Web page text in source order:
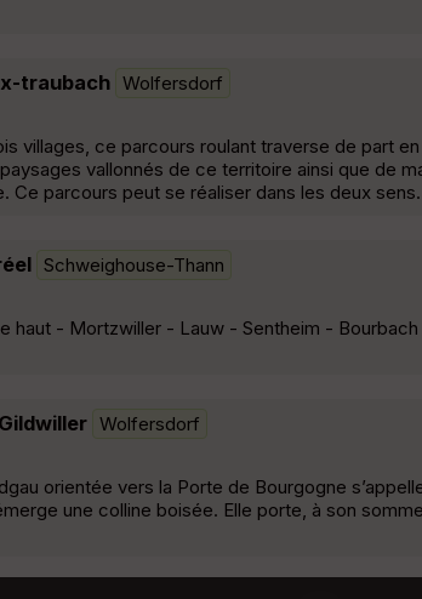
traubach Wolfersdorf
villages, ce parcours roulant traverse de part
vallonnés de ce territoire ainsi que de
Ce parcours peut se réaliser dans les deux
Schweighouse-Thann
haut - Mortzwiller - Lauw - Sentheim -
Wolfersdorf
orientée vers la Porte de Bourgogne
une colline boisée. Elle porte, à son